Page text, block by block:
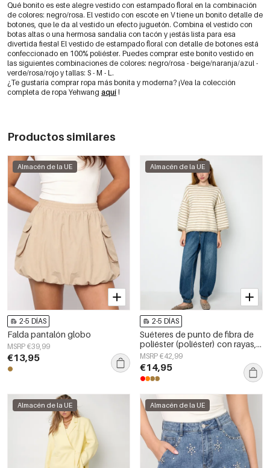
Qué bonito es este alegre vestido con estampado floral en la combinación
de colores: negro/rosa. El vestido con escote en V tiene un bonito detalle de
botones, que le da al vestido un efecto juguetón. Combina el vestido con
botas altas o una hermosa sandalia con tacón y ¡estás lista para esa
divertida fiesta! El vestido de estampado floral con detalle de botones está
confeccionado en 100% poliéster. Puedes comprar este bonito vestido en
las siguientes combinaciones de colores: negro/rosa - beige/naranja/azul -
verde/rosa/rojo y tallas: S - M - L.
¿Te gustaría comprar ropa más bonita y moderna? ¡Vea la colección
completa de ropa Yehwang aquí !
Productos similares
Almacén de la UE
2-5 DÍAS
Falda pantalón globo
MSRP €39,99
€13,95
Almacén de la UE
2-5 DÍAS
Suéteres de punto de fibra de
poliéster (poliéster) con rayas,
ropa casual de otoño/invierno
MSRP €42,99
€14,95
Almacén de la UE Almacén de la UE